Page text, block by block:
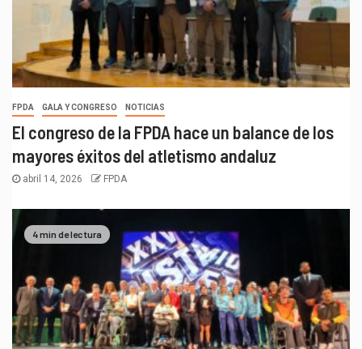
FPDA GALA Y CONGRESO NOTICIAS
El congreso de la FPDA hace un balance de los
mayores éxitos del atletismo andaluz
abril 14, 2026 FPDA
4 min de lectura